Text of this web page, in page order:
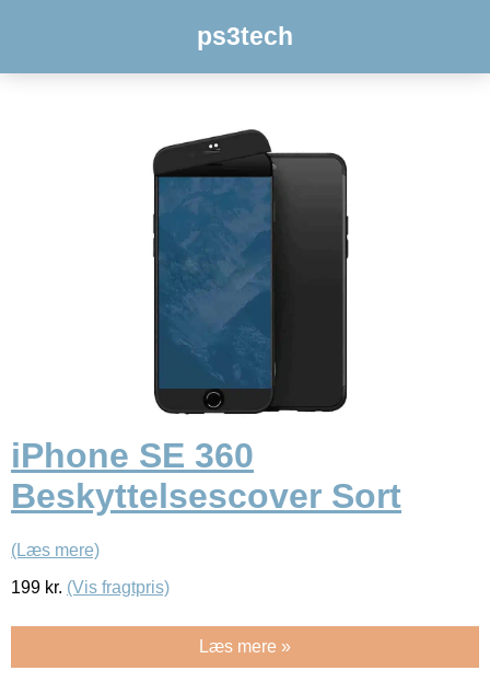
ps3tech
iPhone SE 360
Beskyttelsescover Sort
(Læs mere)
199 kr. (Vis fragtpris)
Læs mere »